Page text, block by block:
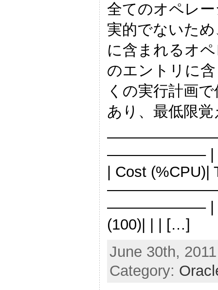
全てのオペレ
実的でないた
に含まれるオ
のエントリに
くの実行計画
あり、最低限
——————– | Id |
| Cost (%CPU)|
——————– | 0 |
(100)| | | […]
June 30th,
Category: